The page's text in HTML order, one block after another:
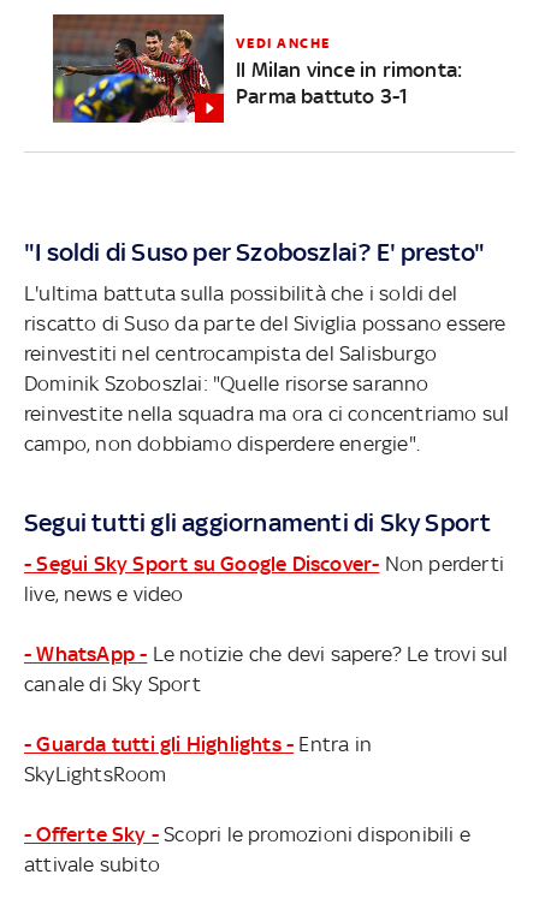
VEDI ANCHE
Il Milan vince in rimonta:
Parma battuto 3-1
"I soldi di Suso per Szoboszlai? E' presto"
L'ultima battuta sulla possibilità che i soldi del
riscatto di Suso da parte del Siviglia possano essere
reinvestiti nel centrocampista del Salisburgo
Dominik Szoboszlai: "Quelle risorse saranno
reinvestite nella squadra ma ora ci concentriamo sul
campo, non dobbiamo disperdere energie".
Segui tutti gli aggiornamenti di Sky Sport
- Segui Sky Sport su Google Discover- Non perderti
live, news e video
- WhatsApp - Le notizie che devi sapere? Le trovi sul
canale di Sky Sport
- Guarda tutti gli Highlights - Entra in
SkyLightsRoom
- Offerte Sky - Scopri le promozioni disponibili e
attivale subito